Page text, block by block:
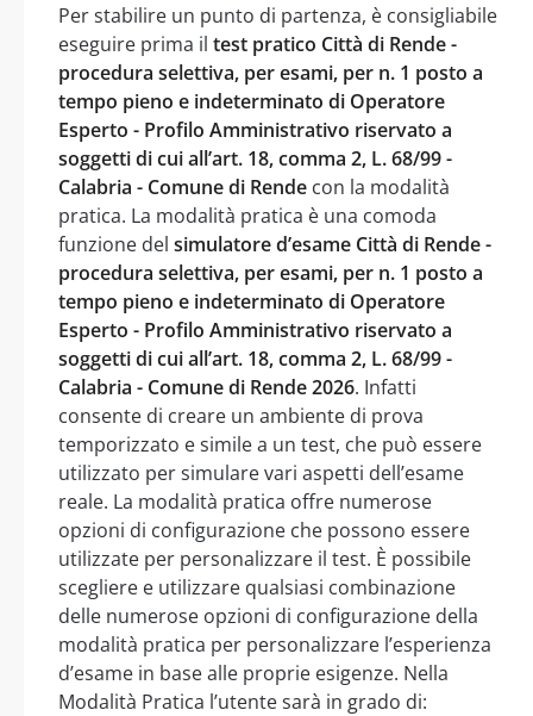
Per stabilire un punto di partenza, è consigliabile
eseguire prima il test pratico Città di Rende -
procedura selettiva, per esami, per n. 1 posto a
tempo pieno e indeterminato di Operatore
Esperto - Profilo Amministrativo riservato a
soggetti di cui all’art. 18, comma 2, L. 68/99 -
Calabria - Comune di Rende con la modalità
pratica. La modalità pratica è una comoda
funzione del simulatore d’esame Città di Rende -
procedura selettiva, per esami, per n. 1 posto a
tempo pieno e indeterminato di Operatore
Esperto - Profilo Amministrativo riservato a
soggetti di cui all’art. 18, comma 2, L. 68/99 -
Calabria - Comune di Rende 2026. Infatti
consente di creare un ambiente di prova
temporizzato e simile a un test, che può essere
utilizzato per simulare vari aspetti dell’esame
reale. La modalità pratica offre numerose
opzioni di configurazione che possono essere
utilizzate per personalizzare il test. È possibile
scegliere e utilizzare qualsiasi combinazione
delle numerose opzioni di configurazione della
modalità pratica per personalizzare l’esperienza
d’esame in base alle proprie esigenze. Nella
Modalità Pratica l’utente sarà in grado di: